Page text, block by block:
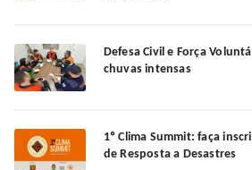
Defesa Civil e Força
chuvas intensas
1º Clima Summit: faça
de Resposta a Desastres